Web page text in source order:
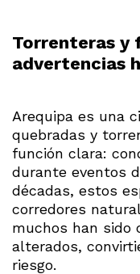
Torrenteras y
advertencias
Arequipa es una
quebradas y
función clara:
durante eventos
décadas, estos
corredores
muchos han sido
alterados,
riesgo.